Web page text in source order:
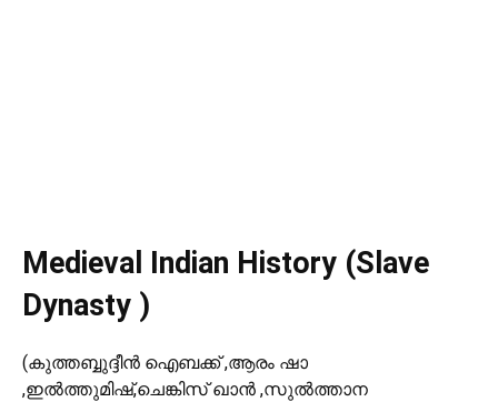
Medieval Indian History (Slave
Dynasty )
(കുത്തബ്ബുദ്ദീൻ ഐബക്ക് ,ആരം ഷാ
,ഇൽത്തുമിഷ്,ചെങ്കിസ് ഖാൻ ,സുൽത്താന